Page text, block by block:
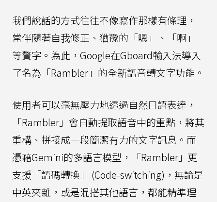
我們說話的方式往往不像寫作那樣有條理，
常伴隨著自我修正、猶豫的「嗯」、「啊」
等贅字。為此，Google在Gboard輸入法導入
了名為「Rambler」的全新語音轉文字功能。
使用者可以毫無壓力地透過自然口語表達，
「Rambler」會自動提取語音中的重點，將其
重構、拼接成一段簡潔有力的文字訊息。而
憑藉Gemini的多語言模型，「Rambler」更
支援「語碼轉換」 (Code-switching)，無論是
中英夾雜，或是混搭其他語言，都能精準理